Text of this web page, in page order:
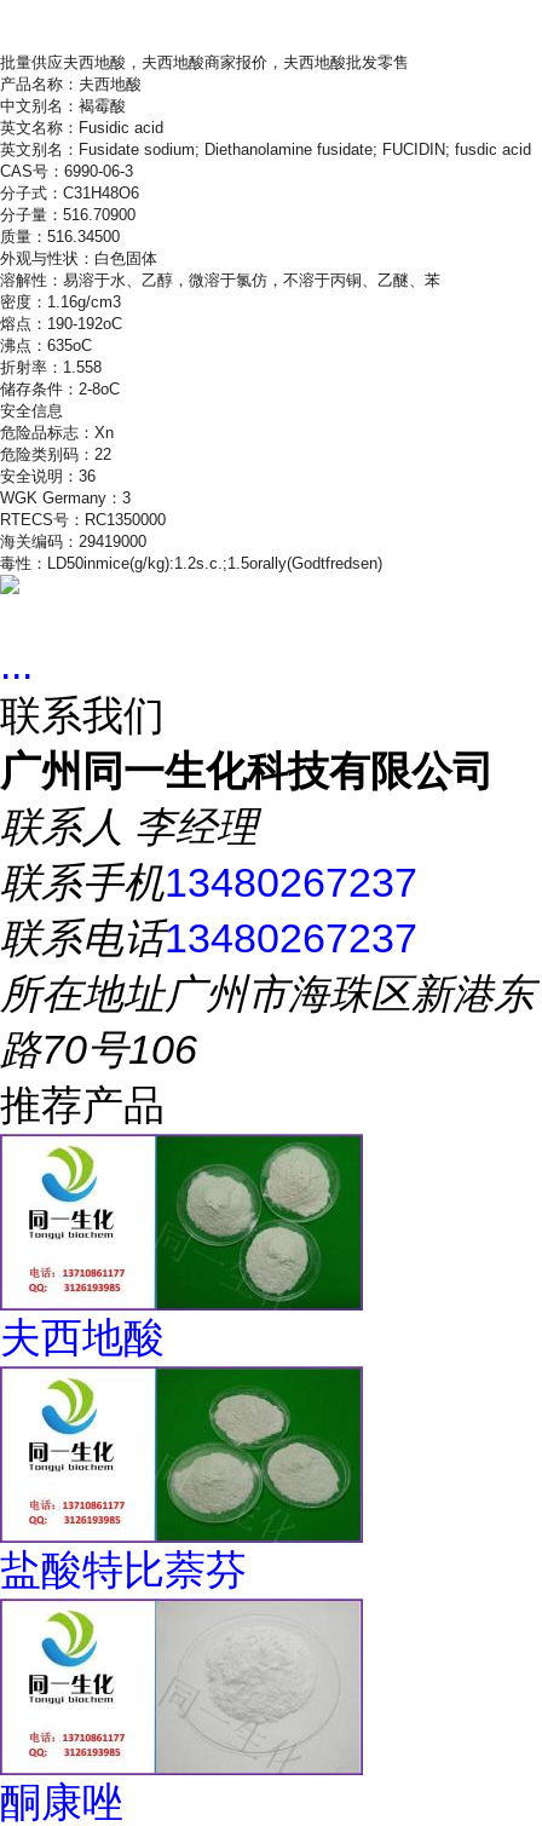
批量供应夫西地酸，夫西地酸商家报价，夫西地酸批发零售
产品名称：夫西地酸
中文别名：褐霉酸
英文名称：Fusidic acid
英文别名：Fusidate sodium; Diethanolamine fusidate; FUCIDIN; fusdic acid
CAS号：6990-06-3
分子式：C31H48O6
分子量：516.70900
质量：516.34500
外观与性状：白色固体
溶解性：易溶于水、乙醇，微溶于氯仿，不溶于丙铜、乙醚、苯
密度：1.16g/cm3
熔点：190-192oC
沸点：635oC
折射率：1.558
储存条件：2-8oC
安全信息
危险品标志：Xn
危险类别码：22
安全说明：36
WGK Germany：3
RTECS号：RC1350000
海关编码：29419000
毒性：LD50inmice(g/kg):1.2s.c.;1.5orally(Godtfredsen)
...
联系我们
广州同一生化科技有限公司
联系人 李经理
联系手机13480267237
联系电话13480267237
所在地址广州市海珠区新港东
路70号106
推荐产品
夫西地酸
盐酸特比萘芬
酮康唑